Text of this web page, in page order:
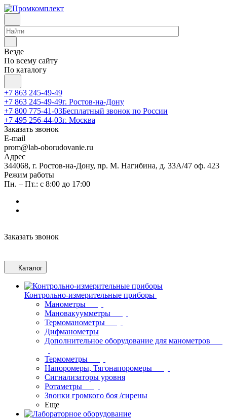
Везде
По всему сайту
По каталогу
+7 863 245-49-49
+7 863 245-49-49г. Ростов-на-Дону
+7 800 775-41-03Бесплатный звонок по России
+7 495 256-44-03г. Москва
Заказать звонок
E-mail
prom@lab-oborudovanie.ru
Адрес
344068, г. Ростов-на-Дону, пр. М. Нагибина, д. 33А/47 оф. 423
Режим работы
Пн. – Пт.: с 8:00 до 17:00
Заказать звонок
Каталог
Контрольно-измерительные приборы
Манометры
Мановакуумметры
Термоманометры
Дифманометры
Дополнительное оборудование для манометров
Термометры
Напоромеры, Тягонапоромеры
Сигнализаторы уровня
Ротаметры
Звонки громкого боя /сирены
Еще